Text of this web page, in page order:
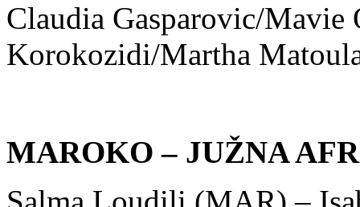
Claudia Gasparovic/Mavie
Korokozidi/Martha
MAROKO – JUŽNA